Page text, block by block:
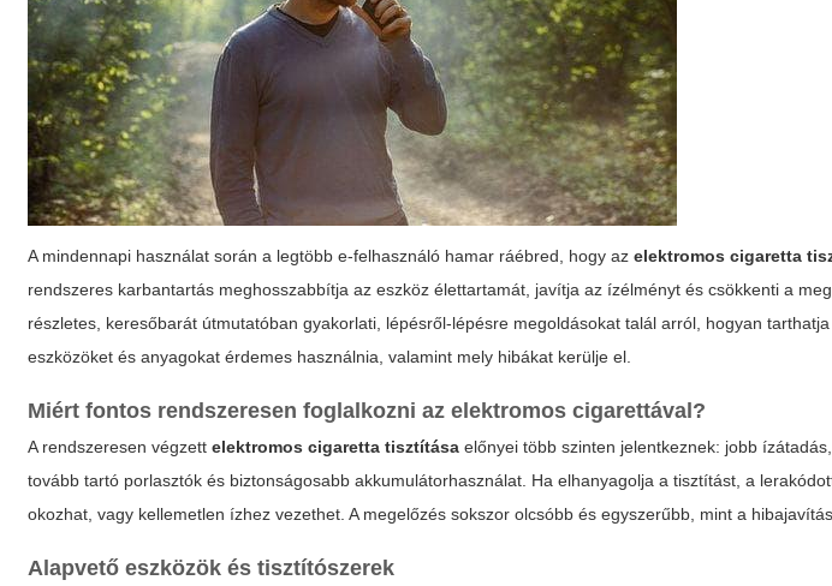
A mindennapi használat során a legtöbb e-felhasználó hamar ráébred, hogy azelektromos cigaretta
rendszeres karbantartás meghosszabbítja az eszköz élettartamát, javítja az ízélményt és csökkenti a
részletes, keresőbarát útmutatóban gyakorlati, lépésről-lépésre megoldásokat talál arról, hogyan
eszközöket és anyagokat érdemes használnia, valamint mely hibákat kerülje el.
Miért fontos rendszeresen foglalkozni az elektromos cigarettával?
A rendszeresen végzettelektromos cigaretta tisztítása előnyei több szinten jelentkeznek: jobb
tovább tartó porlasztók és biztonságosabb akkumulátorhasználat. Ha elhanyagolja a tisztítást, a
okozhat, vagy kellemetlen ízhez vezethet. A megelőzés sokszor olcsóbb és egyszerűbb, mint a
Alapvető eszközök és tisztítószerek